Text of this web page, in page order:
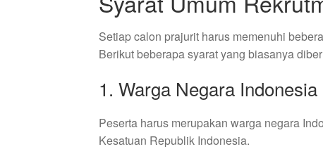
Setiap calon prajurit harus memenuhi
Berikut beberapa syarat yang biasanya
1. Warga Negara Indonesia
Peserta harus merupakan warga negara
Kesatuan Republik Indonesia.